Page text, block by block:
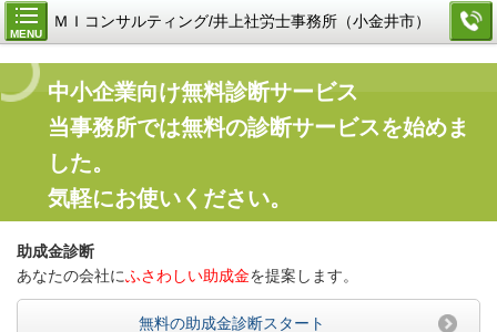
MENU
ＭＩコンサルティング/井上社労士事務所（小金井市）
中小企業向け無料診断サービス
当事務所では無料の診断サービスを始めま
した。
気軽にお使いください。
助成金診断
あなたの会社にふさわしい助成金を提案します。
無料の助成金診断スタート